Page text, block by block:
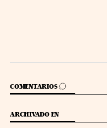
COMENTARIOS
IR A LOS COMENTARIOS
ARCHIVADO EN